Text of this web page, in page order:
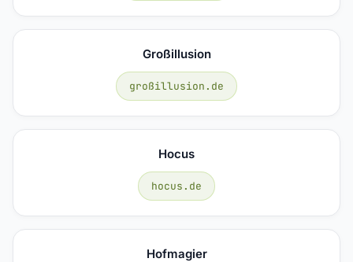
Großillusion
großillusion.de
Hocus
hocus.de
Hofmagier